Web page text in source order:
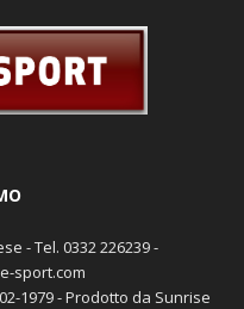
- Tel. 0332 226239 -
sport.com
1979 - Prodotto da Sunrise